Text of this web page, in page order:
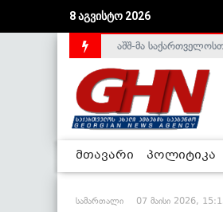
8 აგვისტო 2026
საქართველოს დე-
აშშ-მა
მთავარი პოლიტიკა
სამართალი 07 მაისი 2026,